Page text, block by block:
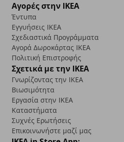
Αγορές στην IKEA
Έντυπα
Εγγυήσεις IKEA
Σχεδιαστικά Προγράμματα
Αγορά Δωρoκάρτας IKEA
Πολιτική Επιστροφής
Σχετικά με την IKEA
Γνωρίζοντας την IKEA
Βιωσιμότητα
Εργασία στην IKEA
Καταστήματα
Συχνές Ερωτήσεις
Επικοινωνήστε μαζί μας